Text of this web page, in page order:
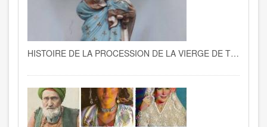
HISTOIRE DE LA PROCESSION DE LA VIERGE DE TRAPANI A LA GOULETTE